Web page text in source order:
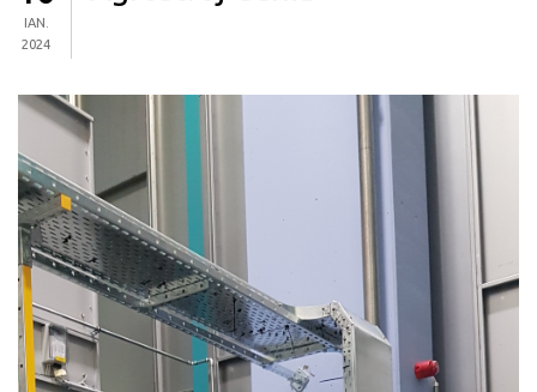
IAN.
2024